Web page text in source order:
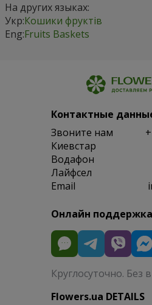
На других языках:
Укр:Кошики фруктів
Eng:Fruits Baskets
Контактные
Звоните нам
Киевстар
Водафон
Лайфсел
Email
Онлайн поддержка
Круглосуточно. Без
Flowers.ua DETAILS